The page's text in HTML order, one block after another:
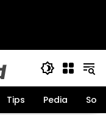
Tips Pedia